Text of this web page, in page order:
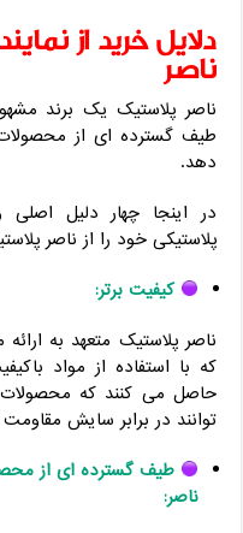
دلایل خرید از
ناصر
ناصر پلاستیک یک برند
طیف گسترده ای از محصولات
دهد.
در اینجا چهار دلیل
پلاستیکی خود را از ناصر
کیفیت برتر:
ناصر پلاستیک متعهد به
که با استفاده از مواد
حاصل می کنند که
توانند در برابر سایش مقاومت
طیف گسترده ای از
ناصر: